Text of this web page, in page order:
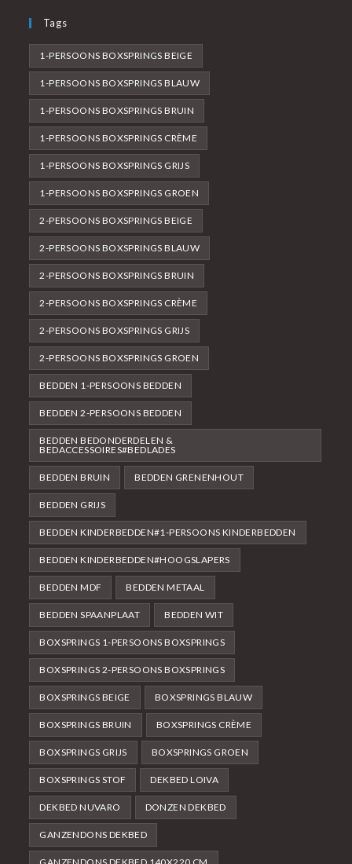
Tags
1-PERSOONS BOXSPRINGS BEIGE
1-PERSOONS BOXSPRINGS BLAUW
1-PERSOONS BOXSPRINGS BRUIN
1-PERSOONS BOXSPRINGS CRÈME
1-PERSOONS BOXSPRINGS GRIJS
1-PERSOONS BOXSPRINGS GROEN
2-PERSOONS BOXSPRINGS BEIGE
2-PERSOONS BOXSPRINGS BLAUW
2-PERSOONS BOXSPRINGS BRUIN
2-PERSOONS BOXSPRINGS CRÈME
2-PERSOONS BOXSPRINGS GRIJS
2-PERSOONS BOXSPRINGS GROEN
BEDDEN 1-PERSOONS BEDDEN
BEDDEN 2-PERSOONS BEDDEN
BEDDEN BEDONDERDELEN &
BEDACCESSOIRES#BEDLADES
BEDDEN BRUIN BEDDEN GRENENHOUT
BEDDEN GRIJS
BEDDEN KINDERBEDDEN#1-PERSOONS KINDERBEDDEN
BEDDEN KINDERBEDDEN#HOOGSLAPERS
BEDDEN MDF BEDDEN METAAL
BEDDEN SPAANPLAAT BEDDEN WIT
BOXSPRINGS 1-PERSOONS BOXSPRINGS
BOXSPRINGS 2-PERSOONS BOXSPRINGS
BOXSPRINGS BEIGE BOXSPRINGS BLAUW
BOXSPRINGS BRUIN BOXSPRINGS CRÈME
BOXSPRINGS GRIJS BOXSPRINGS GROEN
BOXSPRINGS STOF DEKBED LOIVA
DEKBED NUVARO DONZEN DEKBED
GANZENDONS DEKBED